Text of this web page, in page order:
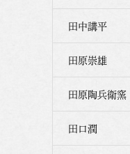
田中講平
田原崇雄
田原陶兵衛窯
田口潤